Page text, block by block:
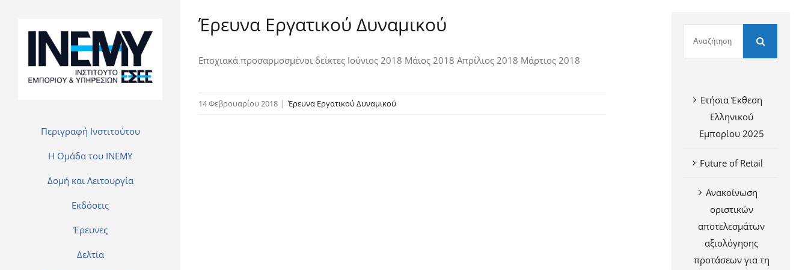
Περιγραφή Ινστιτούτου
H Ομάδα του INEMY
Δομή και Λειτουργία
Εκδόσεις
Έρευνες
Δελτία
Έρευνα Εργατικού Δυναμικού
Εποχιακά προσαρμοσμένοι δείκτες Ιούνιος 2018 Μάιος 2018 Απρίλιος 2018 Μάρτιος 2018
14 Φεβρουαρίου 2018 | Έρευνα Εργατικού Δυναμικού
Ετήσια Έκθεση
Ελληνικού
Εμπορίου 2025
Future of Retail
Ανακοίνωση
οριστικών
αποτελεσμάτων
αξιολόγησης
προτάσεων για τη